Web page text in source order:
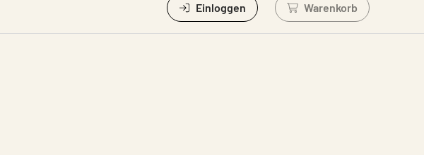
Einloggen Warenkorb
Einloggen um